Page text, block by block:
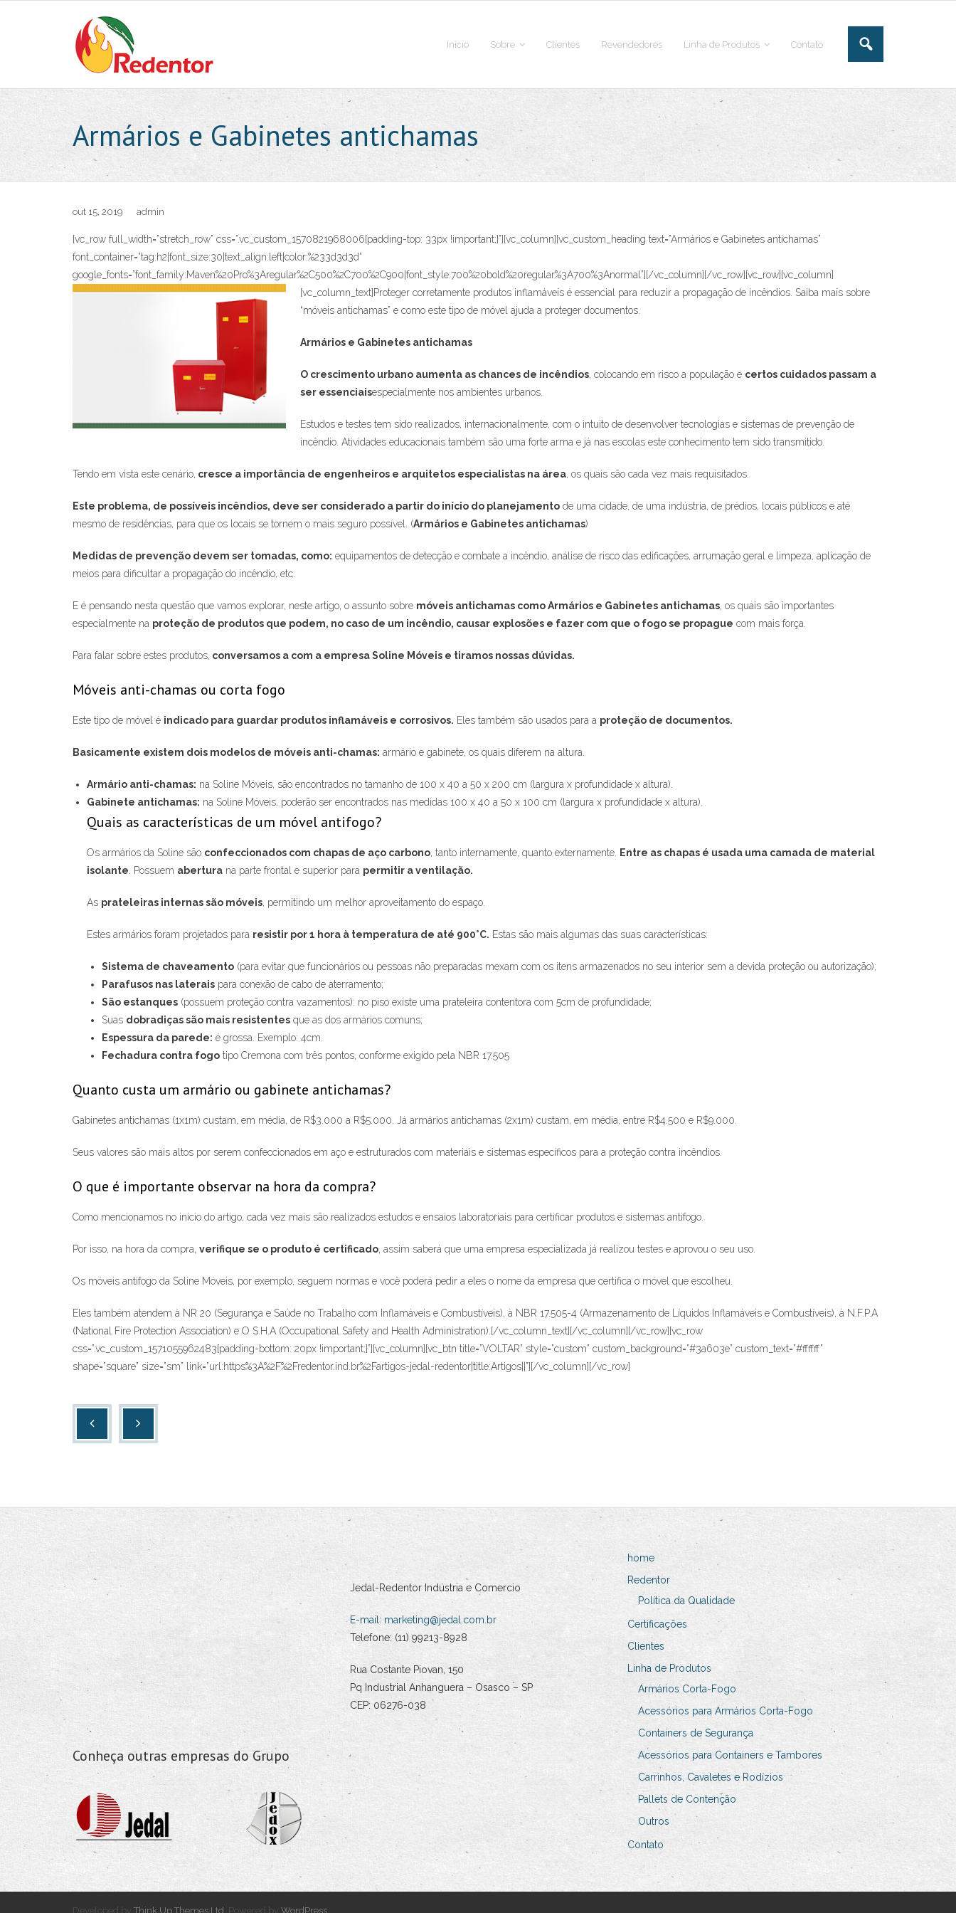
Inicio Sobre Clientes Revendedores Linha de Produtos Contato
Armários e Gabinetes antichamas
out 15, 2019 admin
[vc_row full_width=”stretch_row” css=”.vc_custom_1570821968006{padding-top: 33px !important;}”][vc_column][vc_custom_heading text=”Armários e Gabinetes antichamas”
font_container=”tag:h2|font_size:30|text_align:left|color:%233d3d3d”
google_fonts=”font_family:Maven%20Pro%3Aregular%2C500%2C700%2C900|font_style:700%20bold%20regular%3A700%3Anormal”][/vc_column][/vc_row][vc_row][vc_column]
[vc_column_text] Proteger corretamente produtos inflamáveis é essencial para reduzir a propagação de incêndios. Saiba mais sobre
“móveis antichamas” e como este tipo de móvel ajuda a proteger documentos.
Armários e Gabinetes antichamas
O crescimento urbano aumenta as chances de incêndios , colocando em risco a população e certos cuidados passam a
ser essenciaisespecialmente nos ambientes urbanos.
Estudos e testes tem sido realizados, internacionalmente, com o intuito de desenvolver tecnologias e sistemas de prevenção de
incêndio. Atividades educacionais também são uma forte arma e já nas escolas este conhecimento tem sido transmitido.
Tendo em vista este cenário, cresce a importância de engenheiros e arquitetos especialistas na área , os quais são cada vez mais requisitados.
Este problema, de possíveis incêndios, deve ser considerado a partir do início do planejamento de uma cidade, de uma indústria, de prédios, locais públicos e até
mesmo de residências, para que os locais se tornem o mais seguro possível. (Armários e Gabinetes antichamas)
Medidas de prevenção devem ser tomadas, como: equipamentos de detecção e combate a incêndio, análise de risco das edificações, arrumação geral e limpeza, aplicação de
meios para dificultar a propagação do incêndio, etc.
E é pensando nesta questão que vamos explorar, neste artigo, o assunto sobre móveis antichamas como Armários e Gabinetes antichamas , os quais são importantes
especialmente na proteção de produtos que podem, no caso de um incêndio, causar explosões e fazer com que o fogo se propague com mais força.
Para falar sobre estes produtos, conversamos a com a empresa Soline Móveis e tiramos nossas dúvidas.
Móveis anti-chamas ou corta fogo
Este tipo de móvel é indicado para guardar produtos inflamáveis e corrosivos. Eles também são usados para a proteção de documentos.
Basicamente existem dois modelos de móveis anti-chamas: armário e gabinete, os quais diferem na altura.
Armário anti-chamas: na Soline Móveis, são encontrados no tamanho de 100 x 40 a 50 x 200 cm (largura x profundidade x altura).
Gabinete antichamas: na Soline Móveis, poderão ser encontrados nas medidas 100 x 40 a 50 x 100 cm (largura x profundidade x altura).
Quais as características de um móvel antifogo?
Os armários da Soline são confeccionados com chapas de aço carbono , tanto internamente, quanto externamente.
Entre as chapas é usada uma camada de material
isolante . Possuem abertura na parte frontal e superior para permitir a ventilação.
As prateleiras internas são móveis , permitindo um melhor aproveitamento do espaço.
Estes armários foram projetados para resistir por 1 hora à temperatura de até 900°C. Estas são mais algumas das suas características:
Sistema de chaveamento (para evitar que funcionários ou pessoas não preparadas mexam com os itens armazenados no seu interior sem a devida proteção ou autorização);
Parafusos nas laterais para conexão de cabo de aterramento;
São estanques (possuem proteção contra vazamentos): no piso existe uma prateleira contentora com 5cm de profundidade;
Suas dobradiças são mais resistentes que as dos armários comuns;
Espessura da parede: é grossa. Exemplo: 4cm.
Fechadura contra fogo tipo Cremona com três pontos, conforme exigido pela NBR 17.505
Quanto custa um armário ou gabinete antichamas?
Gabinetes antichamas (1x1m) custam, em média, de R$3.000 a R$5.000. Já armários antichamas (2x1m) custam, em média, entre R$4.500 e R$9.000.
Seus valores são mais altos por serem confeccionados em aço e estruturados com materiais e sistemas específicos para a proteção contra incêndios.
O que é importante observar na hora da compra?
Como mencionamos no início do artigo, cada vez mais são realizados estudos e ensaios laboratoriais para certificar produtos e sistemas antifogo.
Por isso, na hora da compra, verifique se o produto é certificado , assim saberá que uma empresa especializada já realizou testes e aprovou o seu uso.
Os móveis antifogo da Soline Móveis, por exemplo, seguem normas e você poderá pedir a eles o nome da empresa que certifica o móvel que escolheu.
Eles também atendem à NR 20 (Segurança e Saúde no Trabalho com Inflamáveis e Combustíveis), à NBR 17.505-4 (Armazenamento de Líquidos Inflamáveis e Combustíveis), à N.F.P.A
(National Fire Protection Association) e O S.H.A (Occupational Safety and Health Administration).[/vc_column_text][/vc_column][/vc_row][vc_row
css=”.vc_custom_1571055962483{padding-bottom: 20px !important;}”][vc_column][vc_btn title=”VOLTAR” style=”custom” custom_background=”#3a603e” custom_text=”#ffffff”
shape=”square” size=”sm” link=”url:https%3A%2F%2Fredentor.ind.br%2Fartigos-jedal-redentor|title:Artigos||”][/vc_column][/vc_row]
Conheça outras empresas do Grupo
Jedal-Redentor Indústria e Comercio
E-mail: marketing@jedal.com.br
Telefone: (11) 99213-8928
Rua Costante Piovan, 150
Pq Industrial Anhanguera – Osasco – SP
CEP: 06276-038
home
Redentor
Política da Qualidade
Certificações
Clientes
Linha de Produtos
Armários Corta-Fogo
Acessórios para Armários Corta-Fogo
Containers de Segurança
Acessórios para Containers e Tambores
Carrinhos, Cavaletes e Rodízios
Pallets de Contenção
Outros
Contato
Developed by Think Up Themes Ltd . Powered by WordPress